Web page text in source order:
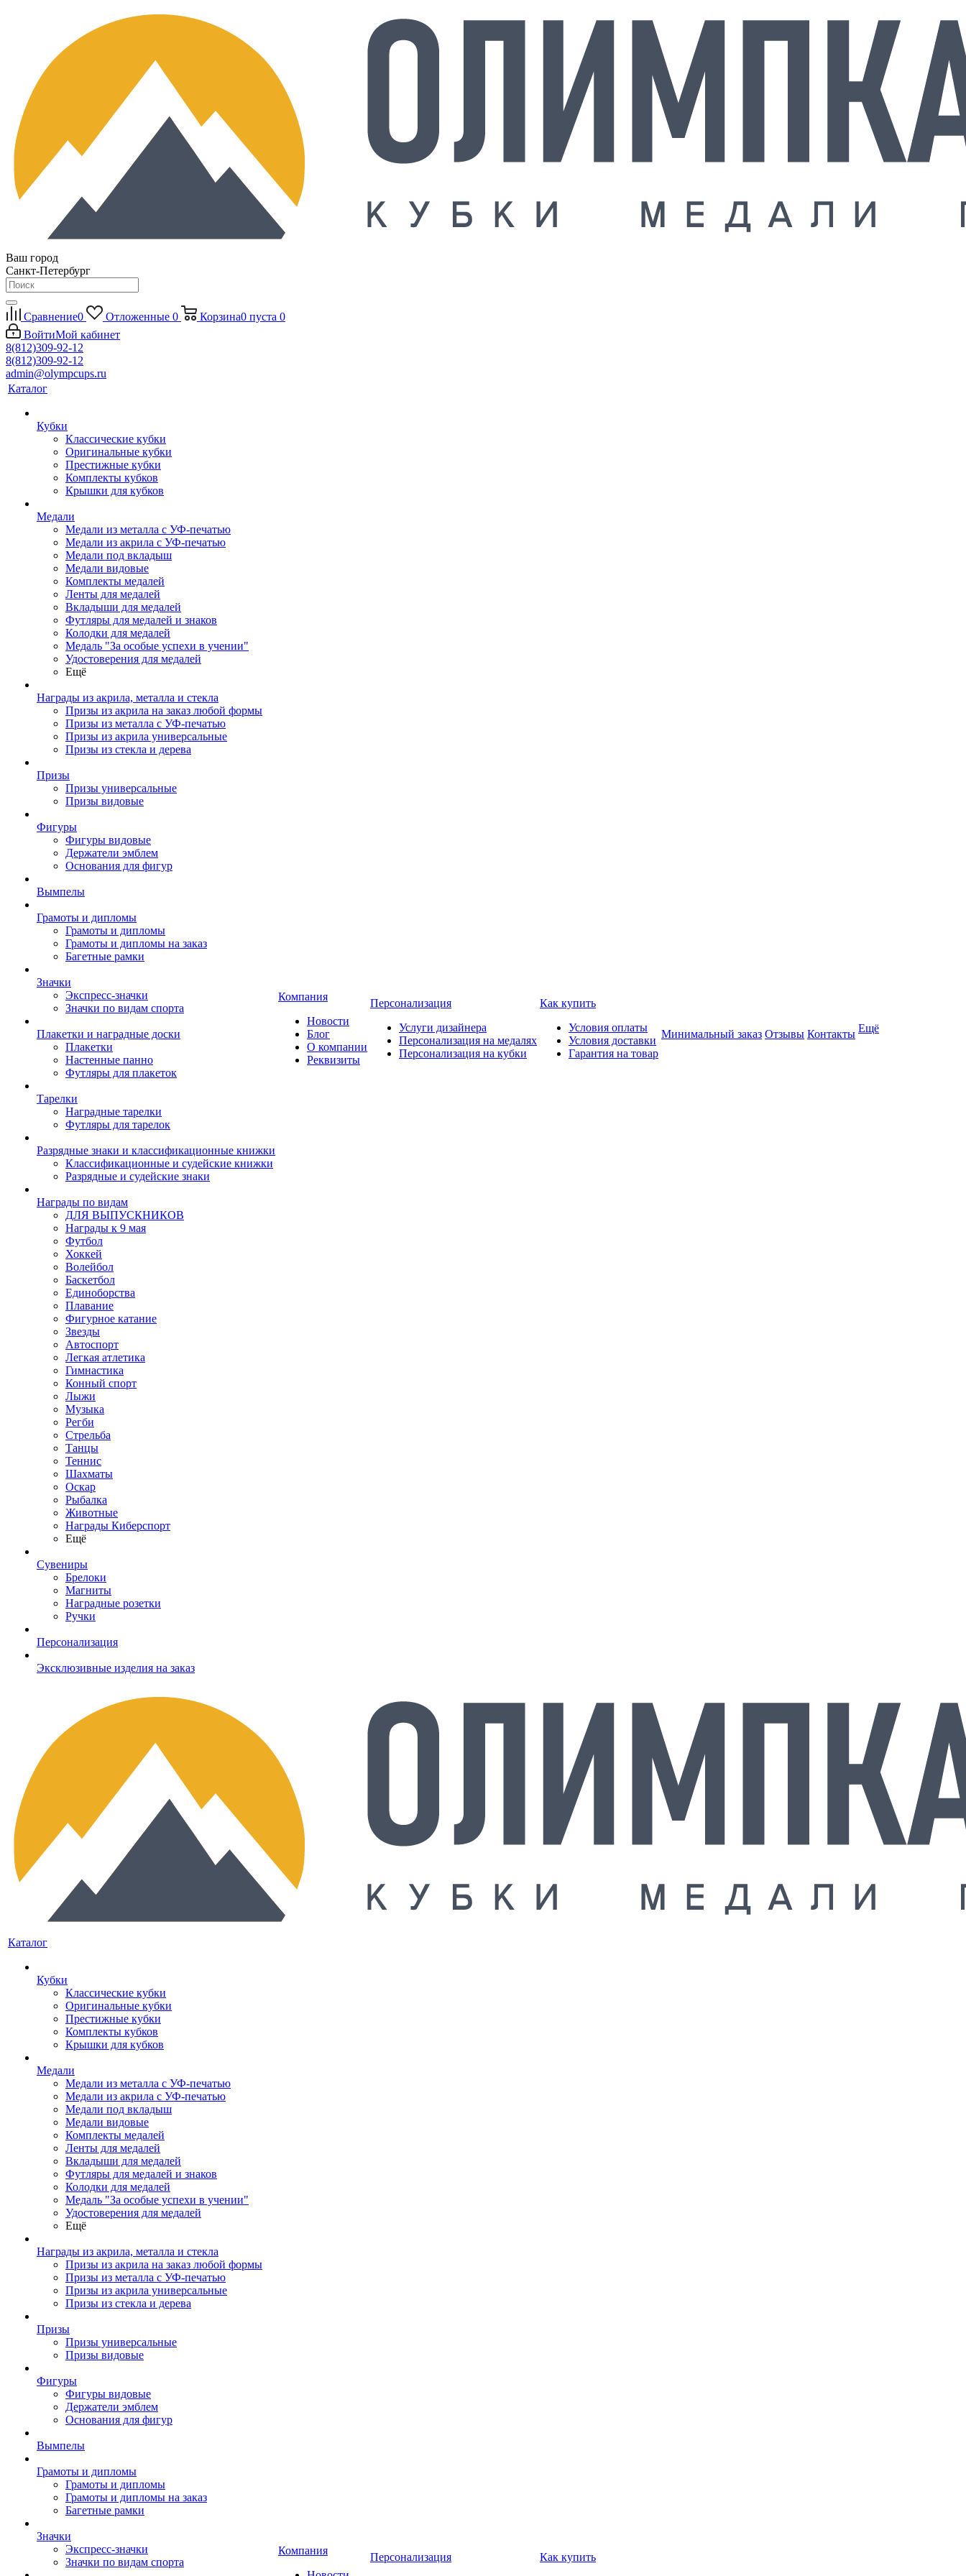
Ваш город
Санкт-Петербург
Сравнение0 Отложенные 0 Корзина0 пуста 0
ВойтиМой кабинет
8(812)309-92-12
8(812)309-92-12
admin@olympcups.ru
Каталог
Кубки
Классические кубки
Оригинальные кубки
Престижные кубки
Комплекты кубков
Крышки для кубков
Медали
Медали из металла с УФ-печатью
Медали из акрила с УФ-печатью
Медали под вкладыш
Медали видовые
Комплекты медалей
Ленты для медалей
Вкладыши для медалей
Футляры для медалей и знаков
Колодки для медалей
Медаль "За особые успехи в учении"
Удостоверения для медалей
Ещё
Награды из акрила, металла и стекла
Призы из акрила на заказ любой формы
Призы из металла с УФ-печатью
Призы из акрила универсальные
Призы из стекла и дерева
Призы
Призы универсальные
Призы видовые
Фигуры
Фигуры видовые
Держатели эмблем
Основания для фигур
Вымпелы
Грамоты и дипломы
Грамоты и дипломы
Грамоты и дипломы на заказ
Багетные рамки
Значки
Экспресс-значки
Значки по видам спорта
Плакетки и наградные доски
Плакетки
Настенные панно
Футляры для плакеток
Тарелки
Наградные тарелки
Футляры для тарелок
Разрядные знаки и классификационные книжки
Классификационные и судейские книжки
Разрядные и судейские знаки
Награды по видам
ДЛЯ ВЫПУСКНИКОВ
Награды к 9 мая
Футбол
Хоккей
Волейбол
Баскетбол
Единоборства
Плавание
Фигурное катание
Звезды
Автоспорт
Легкая атлетика
Гимнастика
Конный спорт
Лыжи
Музыка
Регби
Стрельба
Танцы
Теннис
Шахматы
Оскар
Рыбалка
Животные
Награды Киберспорт
Ещё
Сувениры
Брелоки
Магниты
Наградные розетки
Ручки
Персонализация
Эксклюзивные изделия на заказ
Компания
Новости
Блог
О компании
Реквизиты
Персонализация
Услуги дизайнера
Персонализация на медалях
Персонализация на кубки
Как купить
Условия оплаты
Условия доставки
Гарантия на товар
Минимальный заказ Отзывы Контакты Ещё
Каталог
Кубки
Классические кубки
Оригинальные кубки
Престижные кубки
Комплекты кубков
Крышки для кубков
Медали
Медали из металла с УФ-печатью
Медали из акрила с УФ-печатью
Медали под вкладыш
Медали видовые
Комплекты медалей
Ленты для медалей
Вкладыши для медалей
Футляры для медалей и знаков
Колодки для медалей
Медаль "За особые успехи в учении"
Удостоверения для медалей
Ещё
Награды из акрила, металла и стекла
Призы из акрила на заказ любой формы
Призы из металла с УФ-печатью
Призы из акрила универсальные
Призы из стекла и дерева
Призы
Призы универсальные
Призы видовые
Фигуры
Фигуры видовые
Держатели эмблем
Основания для фигур
Вымпелы
Грамоты и дипломы
Грамоты и дипломы
Грамоты и дипломы на заказ
Багетные рамки
Значки
Экспресс-значки
Значки по видам спорта
Компания
Персонализация
Как купить